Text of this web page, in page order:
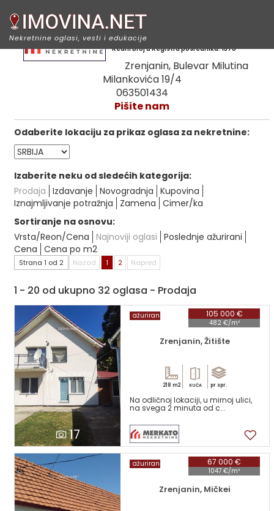
Merkato nekretnine
Redni broj u Registru posrednika: 1378
Zrenjanin, Bulevar Milutina
Milankovića 19/4
063501434
Pišite nam
Odaberite lokaciju za prikaz oglasa za nekretnine:
Izaberite neku od sledećih kategorija:
Prodaja Izdavanje Novogradnja Kupovina
Iznajmljivanje potražnja
Zamena Cimer/ka
Sortiranje na osnovu:
Vrsta/Reon/Cena Najnoviji oglasi Poslednje ažurirani
Cena Cena po m2
Strana 1 od 2 Nazad 1 2 Napred
1 - 20 od ukupno 32 oglasa - Prodaja
17
105 000 €
482 €/m²
ažuriran
Zrenjanin, Žitište
218 m2 KUĆA pr spr.
Na odličnoj lokaciji, u mirnoj ulici,
na svega 2 minuta od c...
67 000 €
1047 €/m²
ažuriran
Zrenjanin, Mičkei
Nekretnine oglasi, vesti i edukacije